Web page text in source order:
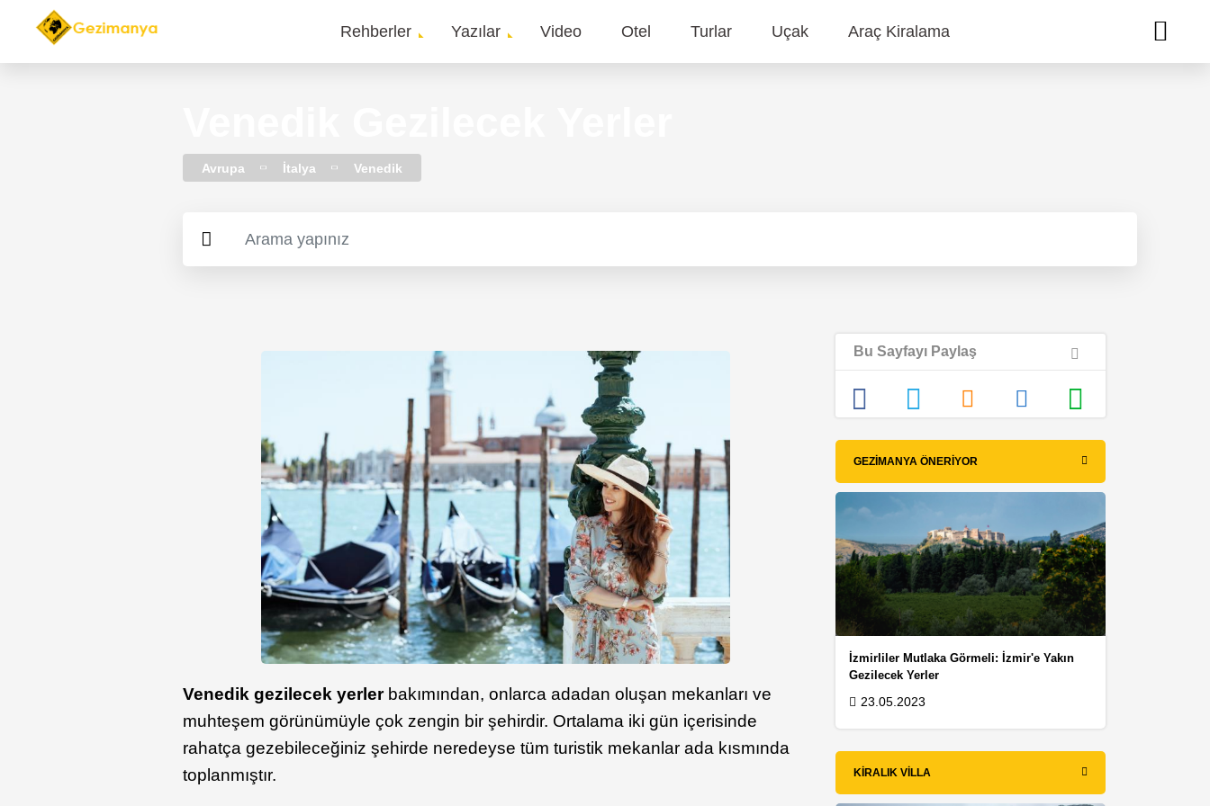
Main
Rehberler Yazılar Video Otel Turlar Uçak Araç Kiralama
Avrupa İtalya Venedik
Venedik gezilecek yerler bakımından, onlarca adadan oluşan mekanları ve
muhteşem görünümüyle çok zengin bir şehirdir. Ortalama iki gün içerisinde
rahatça gezebileceğiniz şehirde neredeyse tüm turistik mekanlar ada kısmında
toplanmıştır.
Bu Sayfayı Paylaş
GEZIMANYA ÖNERIYOR
İzmirliler Mutlaka Görmeli: İzmir'e Yakın
Gezilecek Yerler
23.05.2023
KIRALIK VILLA